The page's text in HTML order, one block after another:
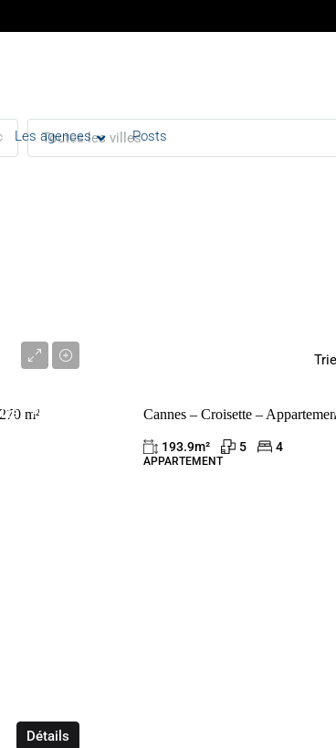
Les agences Posts
Toutes les villes
FRANCE
m²
Détails
Cannes – Croisette –
193.9m² 5 4
APPARTEMENT